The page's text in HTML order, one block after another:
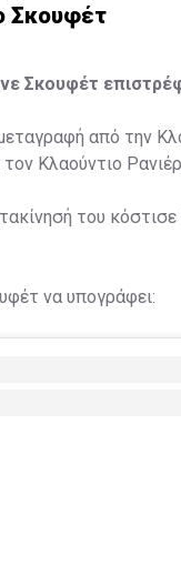
Σκουφέτ
Σκουφέτ
από την
Κλαούντιο
του
να υπογράφει: